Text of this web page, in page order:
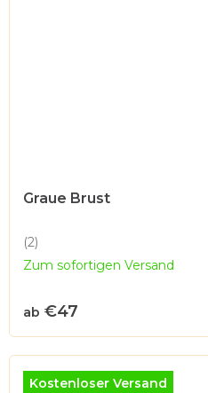
Graue Brust
Die
durchschnittliche
5,0
von
5
Sternen.
(2)
Zum sofortigen Versand
ab €47
Kostenloser Versand